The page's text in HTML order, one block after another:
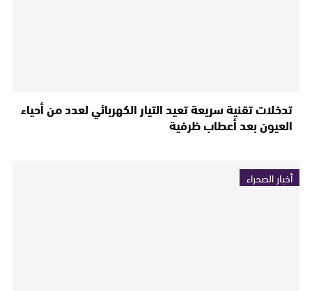
تدخلات تقنية سريعة تعيد التيار الكهربائي لعدد من أحياء
العيون بعد أعطاب ظرفية
أخبار الصحراء